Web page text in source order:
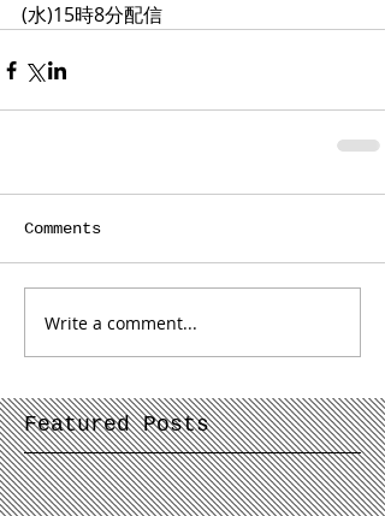
(水)15時8分配信
Comments
Write a comment...
Featured Posts